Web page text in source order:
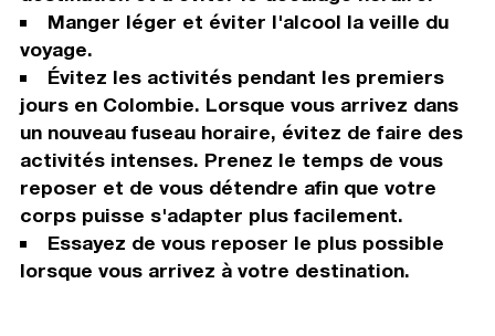
Manger léger et éviter l'alcool la veille du
voyage.
Évitez les activités pendant les premiers
jours en Colombie. Lorsque vous arrivez dans
un nouveau fuseau horaire, évitez de faire des
activités intenses. Prenez le temps de vous
reposer et de vous détendre afin que votre
corps puisse s'adapter plus facilement.
Essayez de vous reposer le plus possible
lorsque vous arrivez à votre destination.